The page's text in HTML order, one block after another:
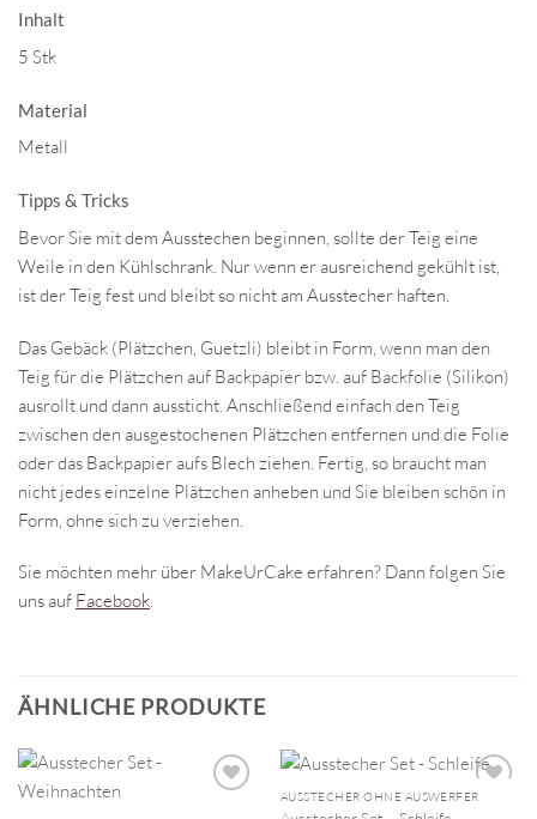
Inhalt
5 Stk
Material
Metall
Tipps & Tricks
Bevor Sie mit dem Ausstechen beginnen, sollte der Teig eine
Weile in den Kühlschrank. Nur wenn er ausreichend gekühlt ist,
ist der Teig fest und bleibt so nicht am Ausstecher haften.
Das Gebäck (Plätzchen, Guetzli) bleibt in Form, wenn man den
Teig für die Plätzchen auf Backpapier bzw. auf Backfolie (Silikon)
ausrollt und dann aussticht. Anschließend einfach den Teig
zwischen den ausgestochenen Plätzchen entfernen und die Folie
oder das Backpapier aufs Blech ziehen. Fertig, so braucht man
nicht jedes einzelne Plätzchen anheben und Sie bleiben schön in
Form, ohne sich zu verziehen.
Sie möchten mehr über MakeUrCake erfahren? Dann folgen Sie
uns auf Facebook.
ÄHNLICHE PRODUKTE
AUSSTECHER OHNE AUSWERFER